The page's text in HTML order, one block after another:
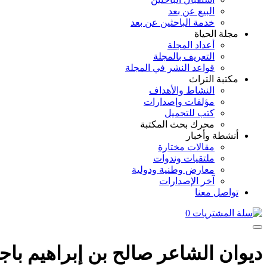
البيع عن بعد
خدمة الباحثين عن بعد
مجلة الحياة
أعداد المجلة
التعريف بالمجلة
قواعد النشر في المجلة
مكتبة التراث
النشاط والأهداف
مؤلفات وإصدارات
كتب للتحميل
محرك بحث المكتبة
أنشطة وأخبار
مقالات مختارة
ملتقيات وندوات
معارض وطنية ودولية
آخر الإصدارات
تواصل معنا
0
ديوان الشاعر صالح بن إبراهيم